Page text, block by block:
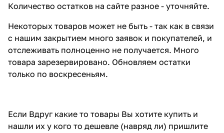
Количество остатков на сайте разное - уточняйте.
Некоторых товаров может не быть - так как в связи
с нашим закрытием много заявок и покупателей, и
отслеживать полноценно не получается. Много
товара зарезервировано. Обновляем остатки
только по воскресеньям.
Если Вдруг какие то товары Вы хотите купить и
нашли их у кого то дешевле (навряд ли) пришлите